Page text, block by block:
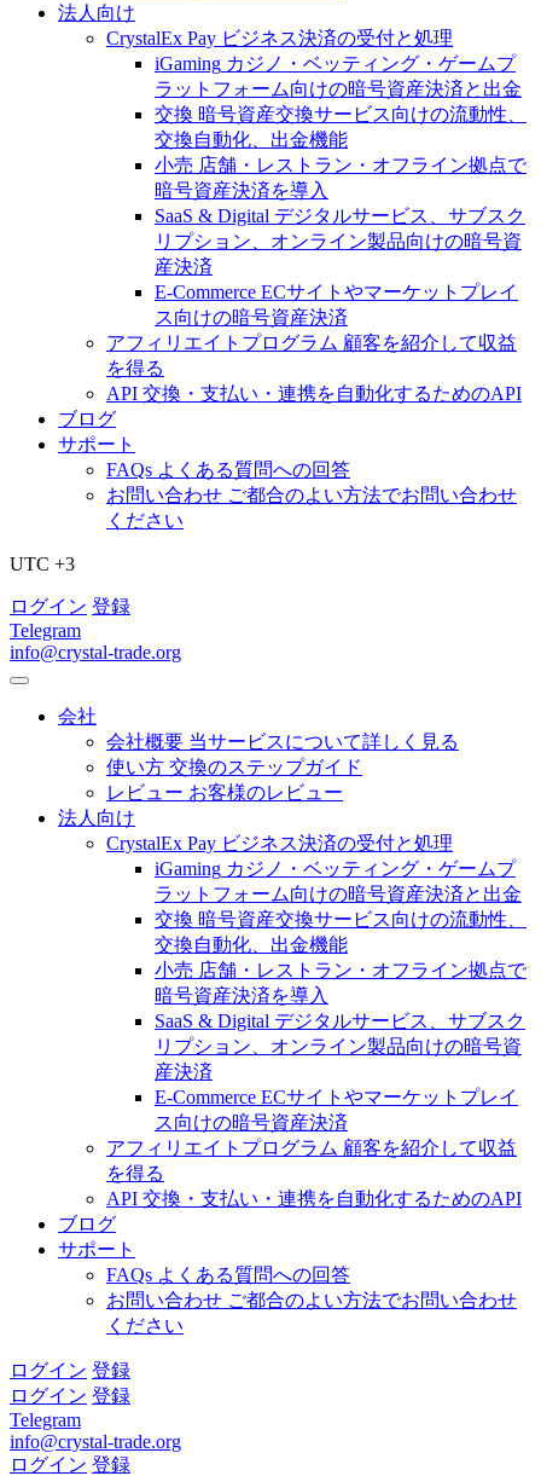
法人向け
CrystalEx Pay ビジネス決済の受付と処理
iGaming カジノ・ベッティング・ゲームプ
ラットフォーム向けの暗号資産決済と出金
交換 暗号資産交換サービス向けの流動性、
交換自動化、出金機能
小売 店舗・レストラン・オフライン拠点で
暗号資産決済を導入
SaaS & Digital デジタルサービス、サブスク
リプション、オンライン製品向けの暗号資
産決済
E-Commerce ECサイトやマーケットプレイ
ス向けの暗号資産決済
アフィリエイトプログラム 顧客を紹介して収益
を得る
API 交換・支払い・連携を自動化するためのAPI
ブログ
サポート
FAQs よくある質問への回答
お問い合わせ ご都合のよい方法でお問い合わせ
ください
UTC +3
ログイン 登録
Telegram
info@crystal-trade.org
会社
会社概要 当サービスについて詳しく見る
使い方 交換のステップガイド
レビュー お客様のレビュー
法人向け
CrystalEx Pay ビジネス決済の受付と処理
iGaming カジノ・ベッティング・ゲームプ
ラットフォーム向けの暗号資産決済と出金
交換 暗号資産交換サービス向けの流動性、
交換自動化、出金機能
小売 店舗・レストラン・オフライン拠点で
暗号資産決済を導入
SaaS & Digital デジタルサービス、サブスク
リプション、オンライン製品向けの暗号資
産決済
E-Commerce ECサイトやマーケットプレイ
ス向けの暗号資産決済
アフィリエイトプログラム 顧客を紹介して収益
を得る
API 交換・支払い・連携を自動化するためのAPI
ブログ
サポート
FAQs よくある質問への回答
お問い合わせ ご都合のよい方法でお問い合わせ
ください
ログイン 登録
ログイン 登録
Telegram
info@crystal-trade.org
ログイン 登録